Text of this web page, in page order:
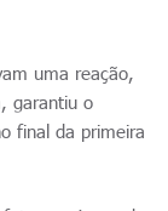
uma reação,
garantiu o
final da primeira